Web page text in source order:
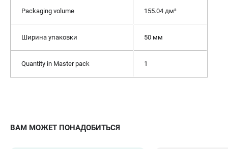
ВАМ МОЖЕТ ПОНАДОБИТЬСЯ
Packaging volume 155.04 дм²
Ширина упаковки 50 мм
Quantity in Master pack 1